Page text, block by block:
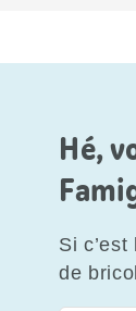
Hé,
Si
de